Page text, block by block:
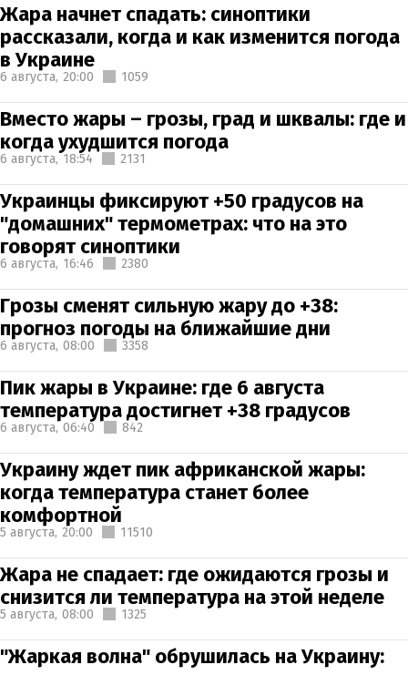
Жара начнет спадать: синоптики
рассказали, когда и как изменится погода
в Украине
6 августа, 20:00 1059
Вместо жары – грозы, град и шквалы: где и
когда ухудшится погода
6 августа, 18:54 2131
Украинцы фиксируют +50 градусов на
"домашних" термометрах: что на это
говорят синоптики
6 августа, 16:46 2380
Грозы сменят сильную жару до +38:
прогноз погоды на ближайшие дни
6 августа, 08:00 3358
Пик жары в Украине: где 6 августа
температура достигнет +38 градусов
6 августа, 06:40 842
Украину ждет пик африканской жары:
когда температура станет более
комфортной
5 августа, 20:00 11510
Жара не спадает: где ожидаются грозы и
снизится ли температура на этой неделе
5 августа, 08:00 1325
"Жаркая волна" обрушилась на Украину: